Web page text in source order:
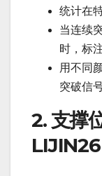
统计在
当连续
时，标
用不同
突破信
2. 支撑
LIJIN26